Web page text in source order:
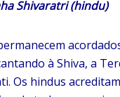
Shivaratri (hindu)
à Shiva, a
Os hindus